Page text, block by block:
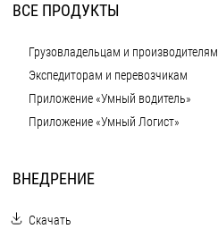
ВСЕ ПРОДУКТЫ
Грузовладельцам и производителям
Экспедиторам и перевозчикам
Приложение «Умный водитель»
Приложение «Умный Логист»
ВНЕДРЕНИЕ
Скачать